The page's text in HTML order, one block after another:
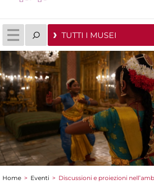
TUTTI I MUSEI
Home > Eventi > Discussioni e proiezioni